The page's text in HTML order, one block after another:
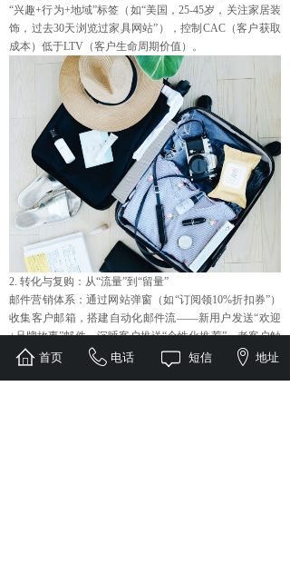
“兴趣+行为+地域”标签（如“美国，25-45岁，关注家居装
饰，过去30天浏览过家具网站”），控制CAC（客户获取
成本）低于LTV（客户生命周期价值）。
2. 转化与复购：从“流量”到“留量”
邮件营销体系：通过网站弹窗（如“订阅领10%折扣券”）
收集客户邮箱，搭建自动化邮件流——新用户发送“欢迎
+品牌故事”邮件，沉睡客户推送“个性化推荐”，老客户触
发“复购提醒+专属优惠”，提升复购率超30%。
首页 电话 短信 地址